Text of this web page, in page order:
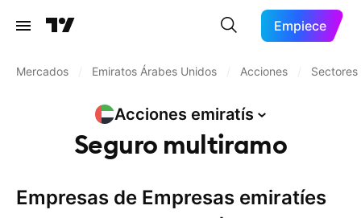
Empiece
Mercados Emiratos Árabes Unidos Acciones Sectores
Acciones emiratís
Seguro multiramo
Empresas de Empresas emiratíes